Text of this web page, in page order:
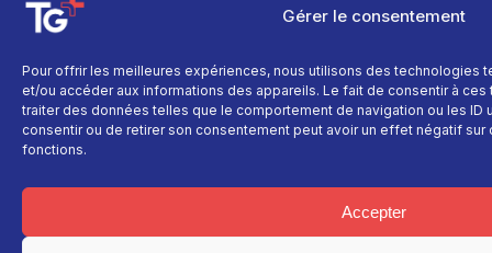
Gérer le consentement
Pour offrir les meilleures expériences, nous utilisons des technologies
et/ou accéder aux informations des appareils. Le fait de consentir à
traiter des données telles que le comportement de navigation ou les ID
consentir ou de retirer son consentement peut avoir un effet négatif
fonctions.
Accepter